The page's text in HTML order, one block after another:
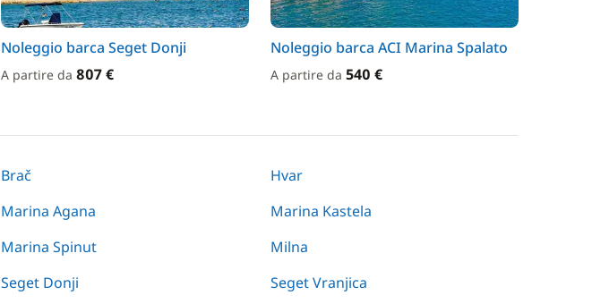
Noleggio barca Seget Donji
A partire da 807 €
Noleggio barca ACI Marina Spalato
A partire da 540 €
Brač
Hvar
Marina Agana
Marina Kastela
Marina Spinut
Milna
Seget Donji Seget Vranjica